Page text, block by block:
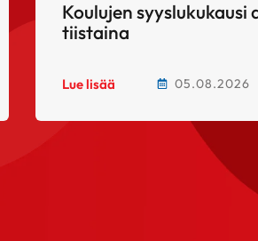
Koulujen syyslukukausi
tiistaina
Lue lisää 05.08.2026